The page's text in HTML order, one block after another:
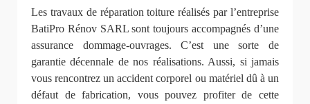
Les travaux de réparation toiture réalisés par l’entreprise
BatiPro Rénov SARL sont toujours accompagnés d’une
assurance dommage-ouvrages. C’est une sorte de
garantie décennale de nos réalisations. Aussi, si jamais
vous rencontrez un accident corporel ou matériel dû à un
défaut de fabrication, vous pouvez profiter de cette